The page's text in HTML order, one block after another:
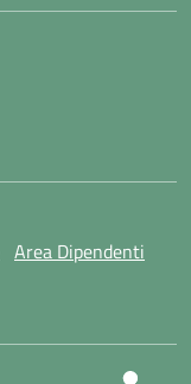
Area Dipendenti